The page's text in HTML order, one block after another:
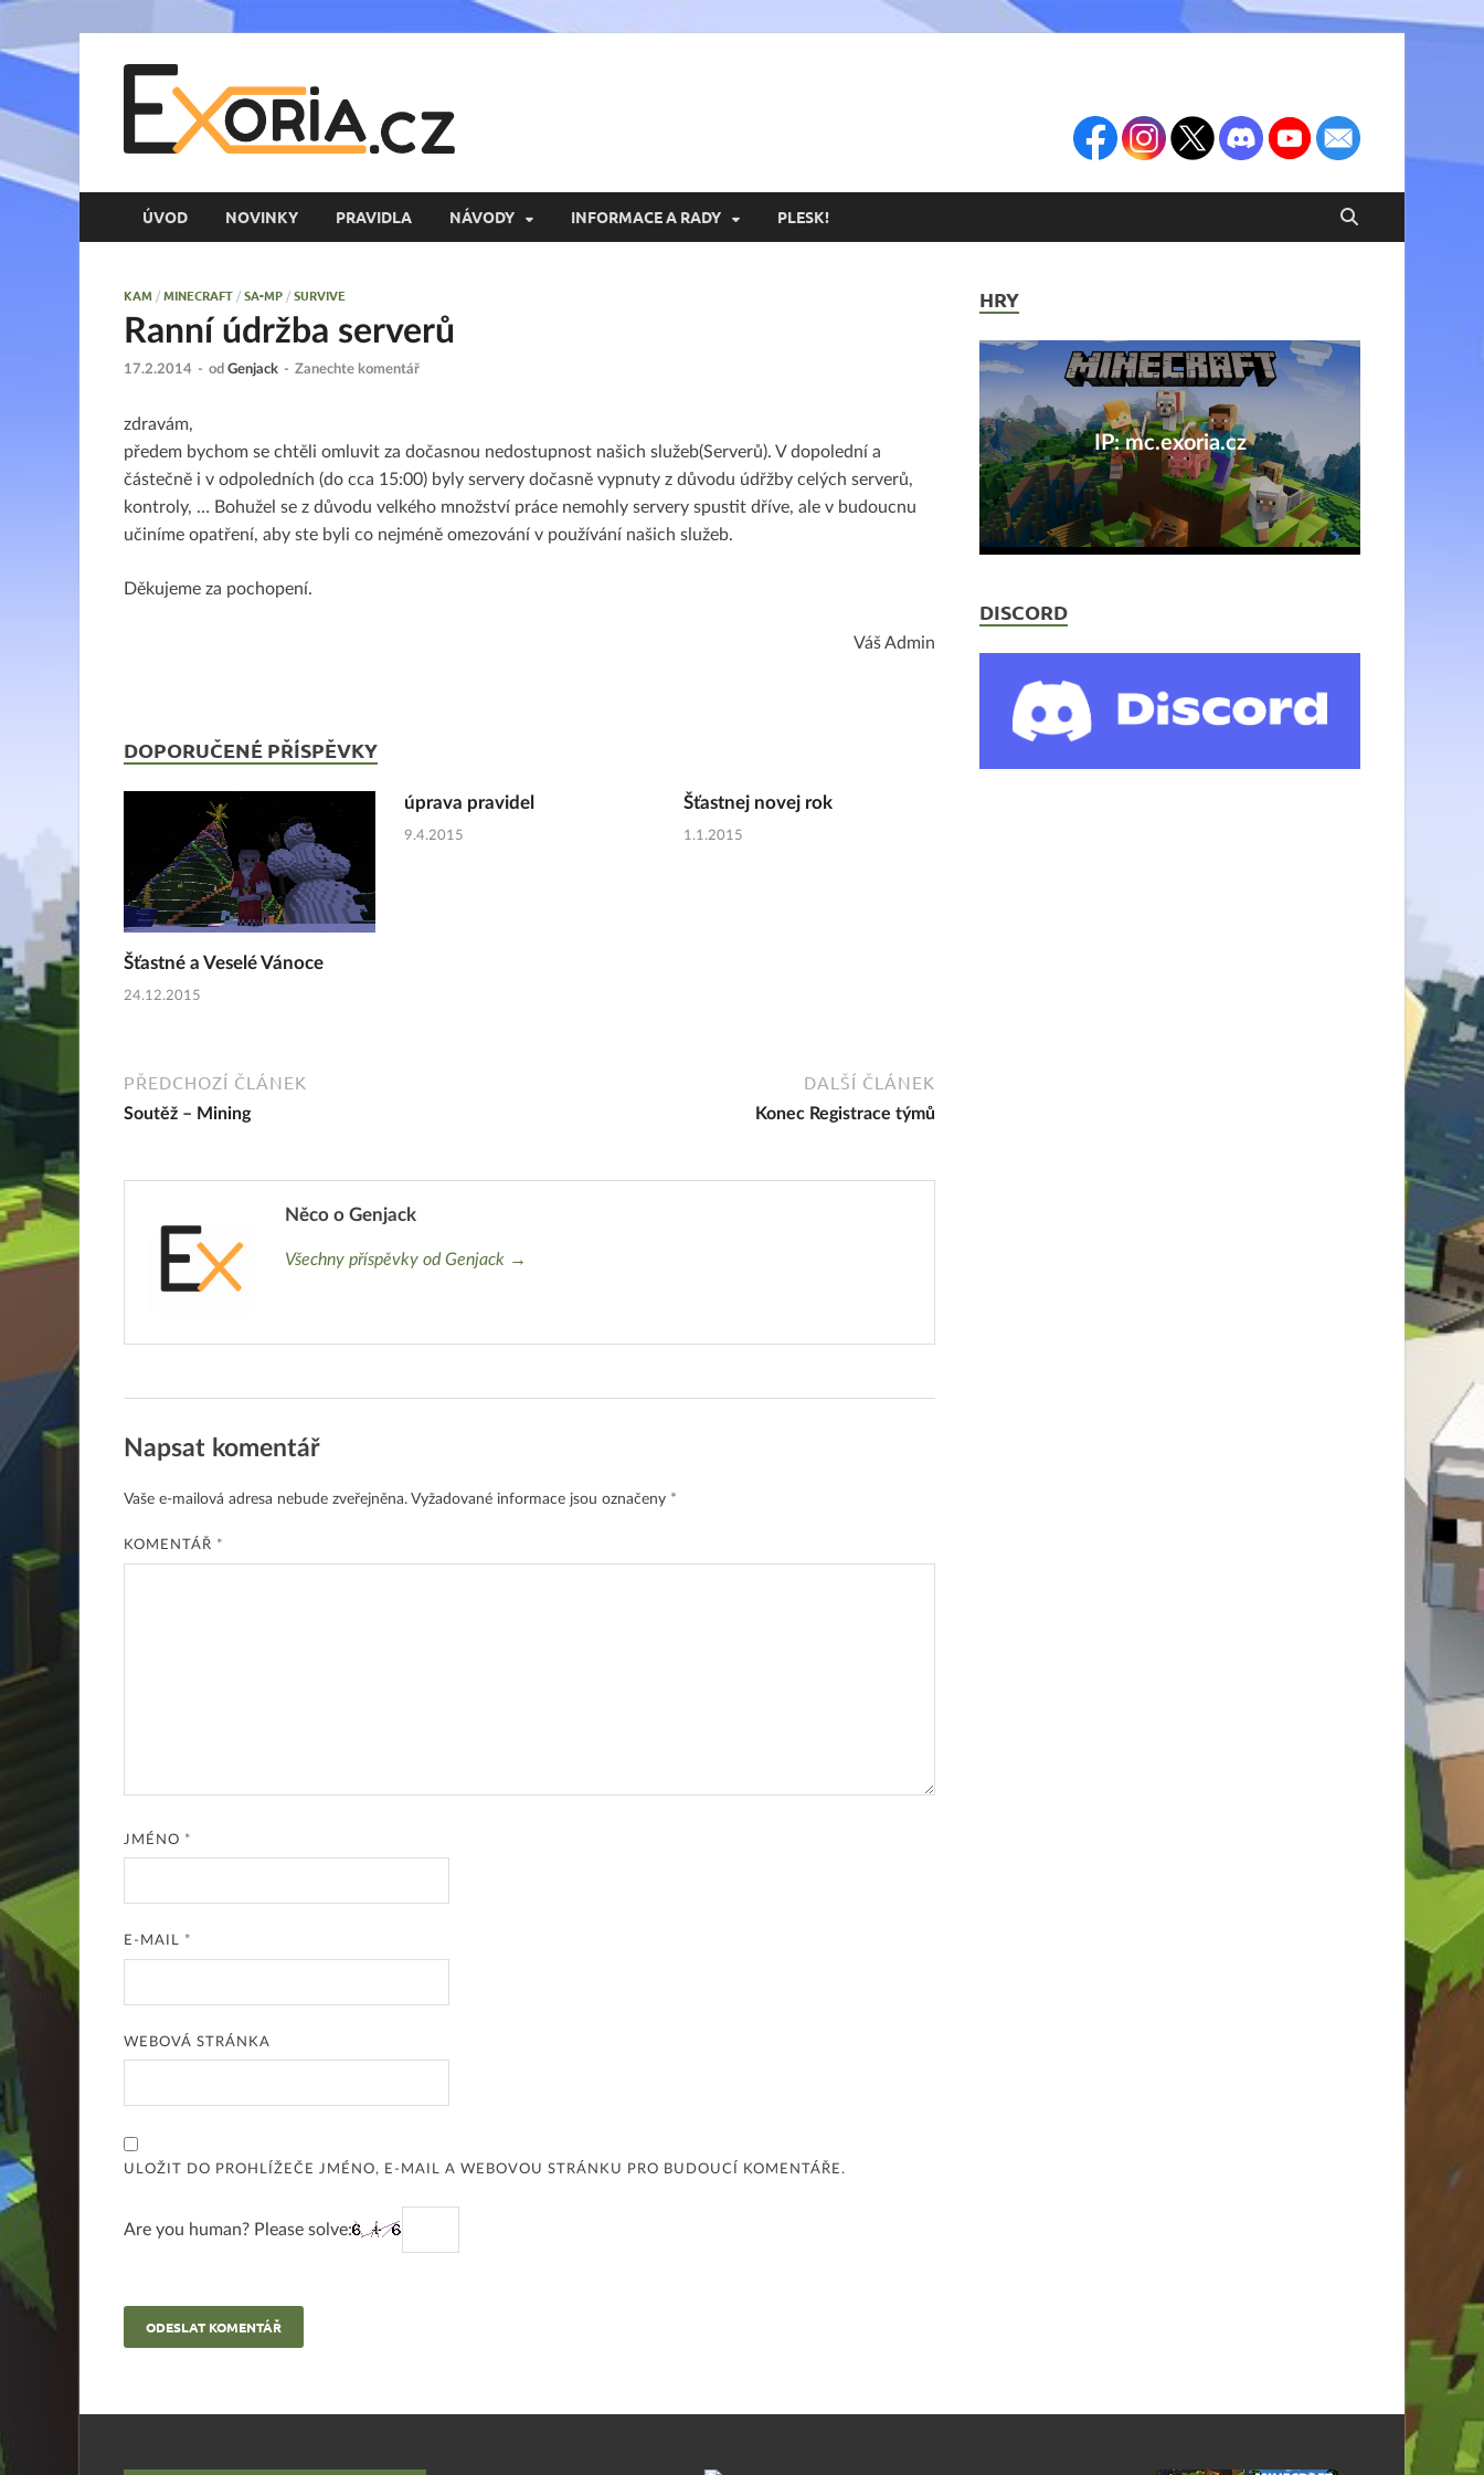
ÚVOD NOVINKY PRAVIDLA NÁVODY INFORMACE A RADY PLESK!
KAM /MINECRAFT /SA-MP /SURVIVE
Ranní údržba serverů
17.2.2014 - od Genjack - Zanechte komentář
zdravám,
předem bychom se chtěli omluvit za dočasnou nedostupnost našich služeb(Serverů). V dopolední a
částečně i v odpoledních (do cca 15:00) byly servery dočasně vypnuty z důvodu údřžby celých serverů,
kontroly, … Bohužel se z důvodu velkého množství práce nemohly servery spustit dříve, ale v budoucnu
učiníme opatření, aby ste byli co nejméně omezování v používání našich služeb.
Děkujeme za pochopení.
Váš Admin
DOPORUČENÉ PŘÍSPĚVKY
Šťastné a Veselé Vánoce
24.12.2015
úprava pravidel
9.4.2015
Šťastnej novej rok
1.1.2015
PŘEDCHOZÍ ČLÁNEK
Soutěž – Mining
DALŠÍ ČLÁNEK
Konec Registrace týmů
Něco o Genjack
Všechny příspěvky od Genjack →
Napsat komentář
Vaše e-mailová adresa nebude zveřejněna. Vyžadované informace jsou označeny *
KOMENTÁŘ *
JMÉNO *
E-MAIL *
WEBOVÁ STRÁNKA
ULOŽIT DO PROHLÍŽEČE JMÉNO, E-MAIL A WEBOVOU STRÁNKU PRO BUDOUCÍ KOMENTÁŘE.
Are you human? Please solve:
HRY
IP: mc.exoria.cz
DISCORD